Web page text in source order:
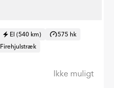
El (540 km)
575 hk
Firehjulstræk
Ikke muligt